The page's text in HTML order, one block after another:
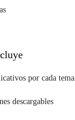
por cada tema
descargables